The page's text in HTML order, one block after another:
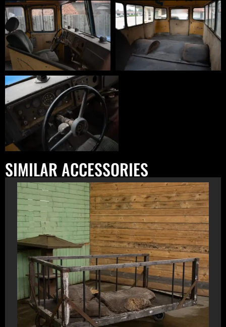
SIMILAR ACCESSORIES